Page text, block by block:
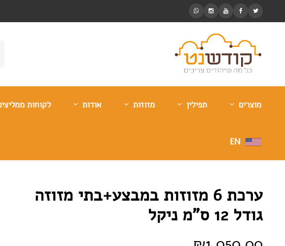
מוצרים תפילין מזוזות אודות לקוחות
EN
ערכת 6 מזוזות במבצע+בתי מזוזה
גודל 12 ס”מ ניקל